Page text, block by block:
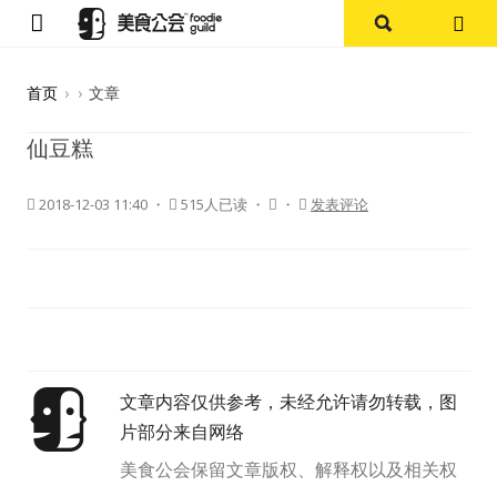
美食杂谈
资讯
首页 › › 文章
仙豆糕
2018-12-03 11:40 ・ 515人已读 ・ ・ 发表评论
文章内容仅供参考，未经允许请勿转载，图
片部分来自网络
美食公会保留文章版权、解释权以及相关权